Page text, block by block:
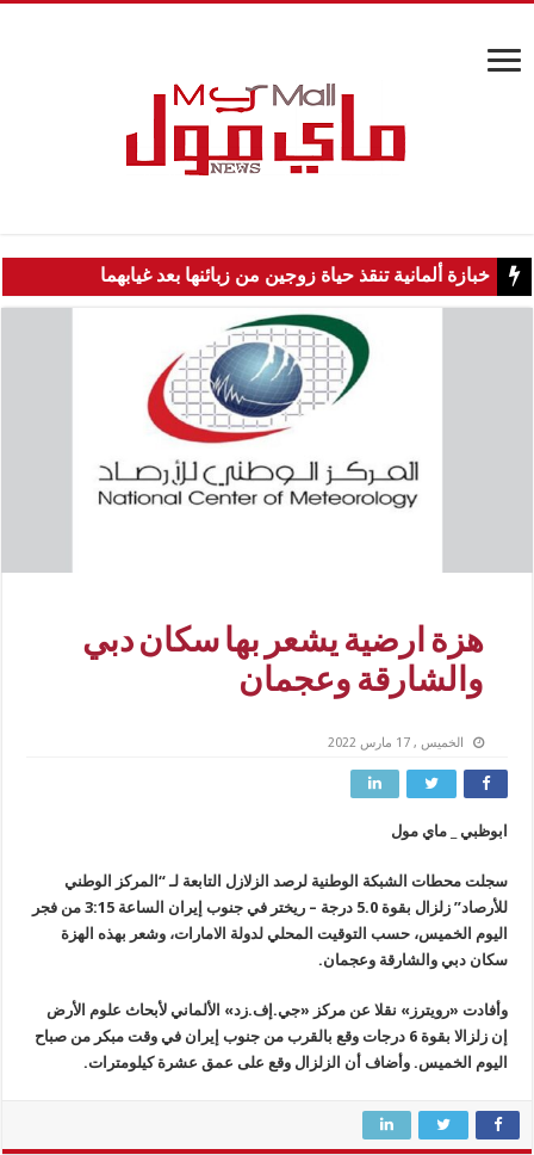
خبازة ألمانية تنقذ حياة زوجين من زبائنها بعد غيابهما
هزة ارضية يشعر بها سكان دبي
والشارقة وعجمان
الخميس , 17 مارس 2022
ابوظبي _ ماي مول
سجلت محطات الشبكة الوطنية لرصد الزلازل التابعة لـ “المركز الوطني
للأرصاد” زلزال بقوة 5.0 درجة – ريختر في جنوب إيران الساعة 3:15 من فجر
اليوم الخميس، حسب التوقيت المحلي لدولة الامارات، وشعر بهذه الهزة
سكان دبي والشارقة وعجمان.
وأفادت «رويترز» نقلا عن مركز «جي.إف.زد» الألماني لأبحاث علوم الأرض
إن زلزالا بقوة 6 درجات وقع بالقرب من جنوب إيران في وقت مبكر من صباح
اليوم الخميس. وأضاف أن الزلزال وقع على عمق عشرة كيلومترات.